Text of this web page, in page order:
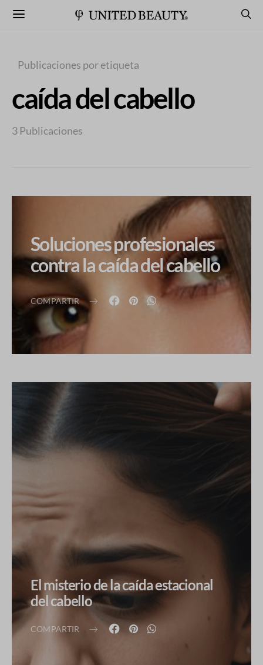
Publicaciones por etiqueta
caída del cabello
3 Publicaciones
Soluciones profesionales
contra la caída del cabello
COMPARTIR
El misterio de la caída estacional
del cabello
COMPARTIR